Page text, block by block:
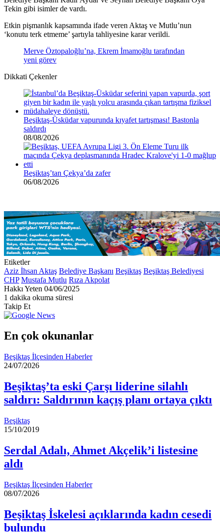
Tekin gibi isimler de vardı.
Etkin pişmanlık kapsamında ifade veren Aktaş ve Mutlu’nun
‘konutu terk etmeme’ şartıyla tahliyesine karar verildi.
Merve Öztopaloğlu’na, Ekrem İmamoğlu tarafından
yeni görev
Dikkati Çekenler
Beşiktaş-Üsküdar vapurunda kıyafet tartışması! Bastonla
saldırdı
08/08/2026
Beşiktaş’tan Çekya’da zafer
06/08/2026
Etiketler
Aziz İhsan Aktaş Belediye Başkanı Beşiktaş Beşiktaş Belediyesi
CHP Mustafa Mutlu Rıza Akpolat
Hakkı Yeten Bir
e-
göndermek
04/06/2025
1 dakika okuma süresi
Takip Et
En çok okunanlar
Beşiktaş İlçesinden Haberler
24/07/2026
Beşiktaş’ta eski Çarşı liderine silahlı
saldırı: Saldırının kaçış planı ortaya çıktı
Beşiktaş
15/10/2019
Serdal Adalı, Ahmet Akçelik’i listesine
aldı
Beşiktaş İlçesinden Haberler
08/07/2026
Beşiktaş İskelesi açıklarında kadın cesedi
bulundu